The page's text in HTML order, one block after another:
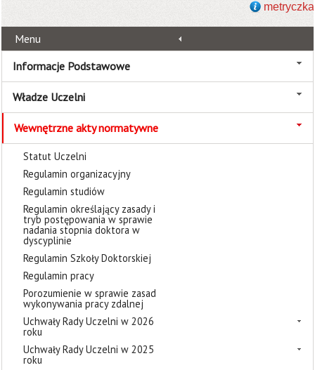
metryczka
Menu
Informacje Podstawowe
Władze Uczelni
Wewnętrzne akty normatywne
Statut Uczelni
Regulamin organizacyjny
Regulamin studiów
Regulamin określający zasady i
tryb postępowania w sprawie
nadania stopnia doktora w
dyscyplinie
Regulamin Szkoły Doktorskiej
Regulamin pracy
Porozumienie w sprawie zasad
wykonywania pracy zdalnej
Uchwały Rady Uczelni w 2026
roku
Uchwały Rady Uczelni w 2025
roku